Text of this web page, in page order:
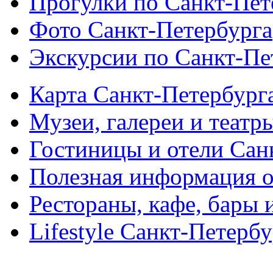
Фото Санкт-Петербурга
Экскурсии по Санкт-
Карта Санкт-
Музеи, галереи и
Гостиницы и отели
Полезная информация
Рестораны, кафе, бары
Lifestyle Санкт-